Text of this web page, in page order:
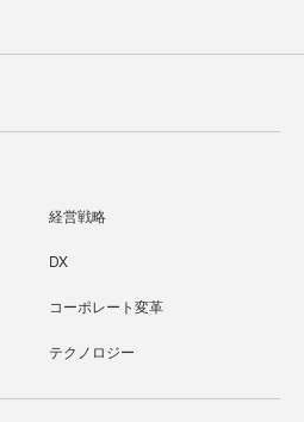
経営戦略
DX
コーポレート変革
テクノロジー